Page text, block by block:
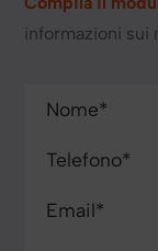
informazioni